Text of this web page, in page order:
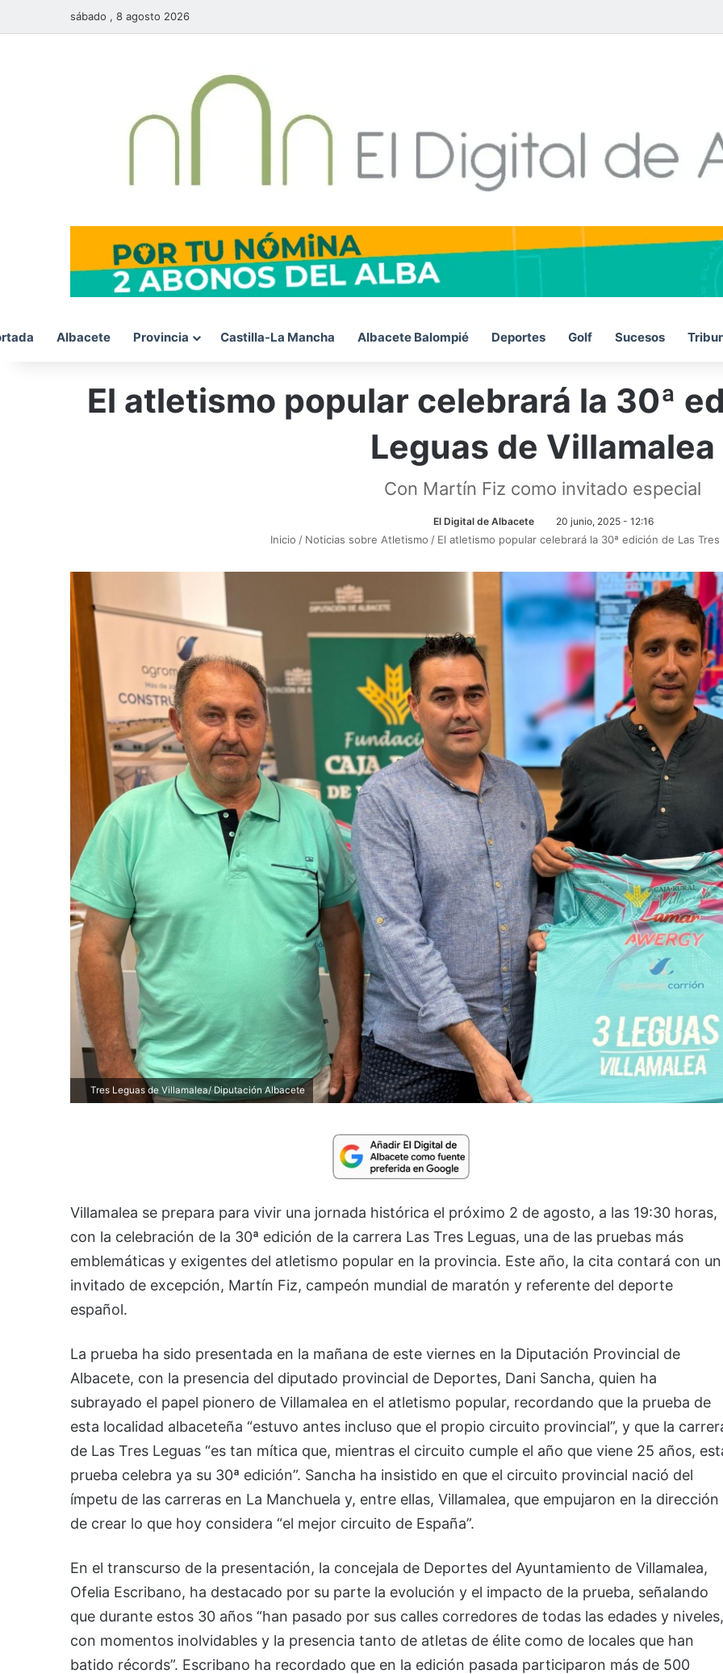
sábado , 8 agosto 2026
Albacete Provincia Castilla-La Mancha Albacete Balompié Deportes Golf Sucesos
El atletismo popular celebrará la 30ª
Leguas de Villamalea
Con Martín Fiz como invitado especial
El Digital de Albacete 20 junio, 2025 - 12:16
Inicio / Noticias sobre Atletismo / El atletismo popular celebrará la 30ª edición de Las
Tres Leguas de Villamalea/ Diputación Albacete
Villamalea se prepara para vivir una jornada histórica el próximo 2 de agosto, a las 19:30 horas,
con la celebración de la 30ª edición de la carrera Las Tres Leguas, una de las pruebas más
emblemáticas y exigentes del atletismo popular en la provincia. Este año, la cita contará con un
invitado de excepción, Martín Fiz, campeón mundial de maratón y referente del deporte
español.
La prueba ha sido presentada en la mañana de este viernes en la Diputación Provincial de
Albacete, con la presencia del diputado provincial de Deportes, Dani Sancha, quien ha
subrayado el papel pionero de Villamalea en el atletismo popular, recordando que la prueba de
esta localidad albaceteña “estuvo antes incluso que el propio circuito provincial”, y que la
de Las Tres Leguas “es tan mítica que, mientras el circuito cumple el año que viene 25 años,
prueba celebra ya su 30ª edición”. Sancha ha insistido en que el circuito provincial nació del
ímpetu de las carreras en La Manchuela y, entre ellas, Villamalea, que empujaron en la dirección
de crear lo que hoy considera “el mejor circuito de España”.
En el transcurso de la presentación, la concejala de Deportes del Ayuntamiento de Villamalea,
Ofelia Escribano, ha destacado por su parte la evolución y el impacto de la prueba, señalando
que durante estos 30 años “han pasado por sus calles corredores de todas las edades y niveles,
con momentos inolvidables y la presencia tanto de atletas de élite como de locales que han
batido récords”. Escribano ha recordado que en la edición pasada participaron más de 500